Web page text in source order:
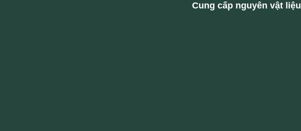
Cung cấp nguyên vật liệu